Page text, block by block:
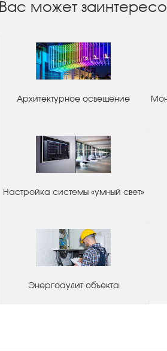
Вас может
Архитектурное освещение
Настройка системы «умный свет»
Энергоаудит объекта